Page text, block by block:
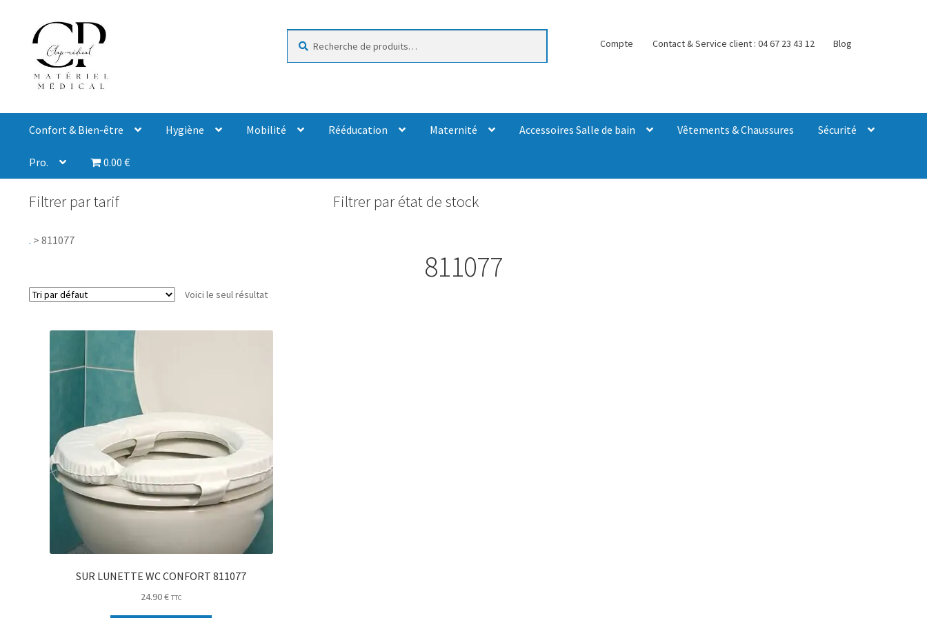
Compte Contact & Service client : 04 67 23 43 12 Blog
Confort & Bien-être Hygiène Mobilité Rééducation Maternité Accessoires Salle de bain Vêtements & Chaussures Sécurité
Pro. 0.00 €
Filtrer par tarif Filtrer par état de stock
. > 811077
811077
Voici le seul résultat
SUR LUNETTE WC CONFORT 811077
24.90€ TTC